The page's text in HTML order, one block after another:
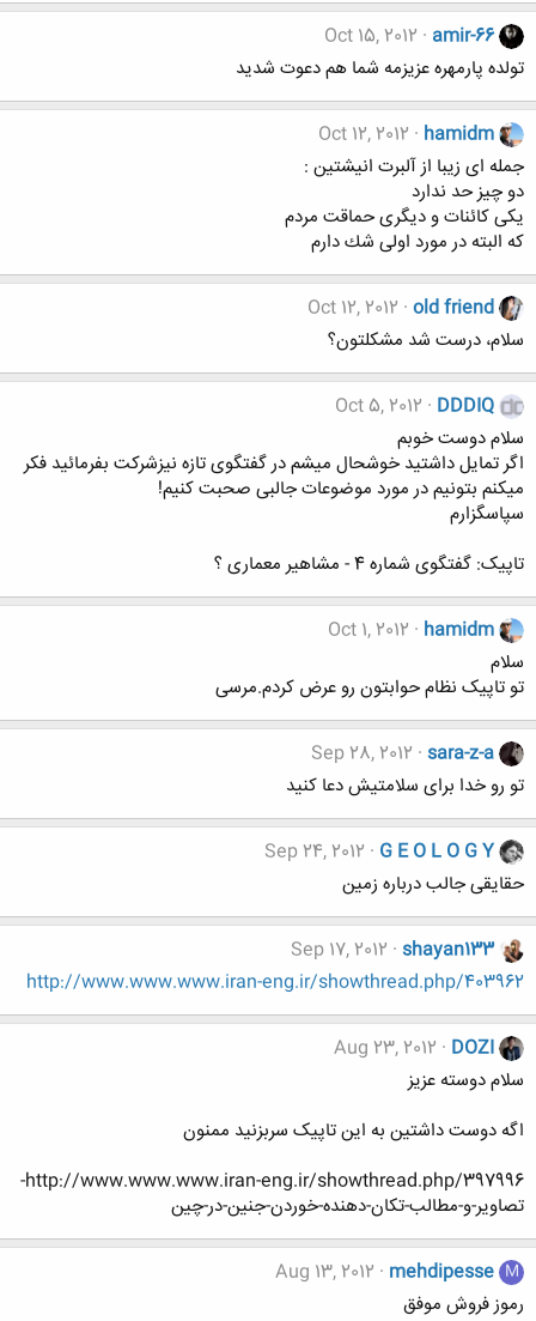
amir-66
Oct 15, 2012
تولده پارمهره عزیزمه شما هم دعوت شدید
hamidm
Oct 12, 2012
جمله ای زیبا از آلبرت انیشتین :
دو چیز حد ندارد
یكی كائنات و دیگری حماقت مردم
كه البته در مورد اولی شك دارم
old friend
Oct 12, 2012
سلام، درست شد مشکلتون؟
DDDIQ
Oct 5, 2012
سلام دوست خوبم
اگر تمایل داشتید خوشحال میشم در گفتگوی تازه نیزشرکت بفرمائید فکر
میکنم بتونیم در مورد موضوعات جالبی صحبت کنیم!
سپاسگزارم
تاپیک: گفتگوی شماره 4 - مشاهیر معماری ؟
hamidm
Oct 1, 2012
سلام
تو تاپیک نظام حوابتون رو عرض کردم.مرسی
sara-z-a
Sep 28, 2012
تو رو خدا برای سلامتیش دعا کنید
G E O L O G Y
Sep 24, 2012
حقایقی جالب درباره زمین
shayan133
Sep 17, 2012
http://www.www.www.iran-eng.ir/showthread.php/403962
DOZI
Aug 23, 2012
سلام دوسته عزیز
اگه دوست داشتین به این تاپیک سربزنید ممنون
http://www.www.www.iran-eng.ir/showthread.php/397996-
تصاویر-و-مطالب-تکان-دهنده-خوردن-جنین-در-چین
M
mehdipesse
Aug 13, 2012
رموز فروش موفق